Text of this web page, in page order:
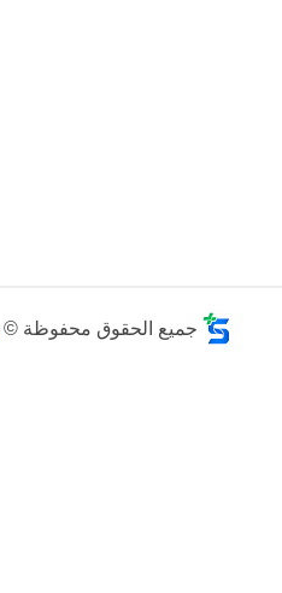
جميع الحقوق محفوظة ©